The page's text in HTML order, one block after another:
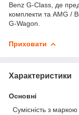
Benz G-Class, де
комплекти та AMG /
G-Wagon.
Приховати
Характеристики
Основні
Сумісність з маркою